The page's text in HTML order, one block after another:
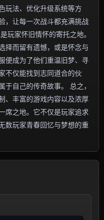
玩法、优化升级系统等方
，让每一次战斗都充满挑战
玩家怀旧情怀的寄托之地。
择而留有遗憾，或是怀念与
便成为了他们重温旧梦、寻
不仅能找到志同道合的伙
于自己的传奇故事。 总之，
、丰富的游戏内容以及浓厚
席之地。它不仅是玩家追求
数玩家青春回忆与梦想的重